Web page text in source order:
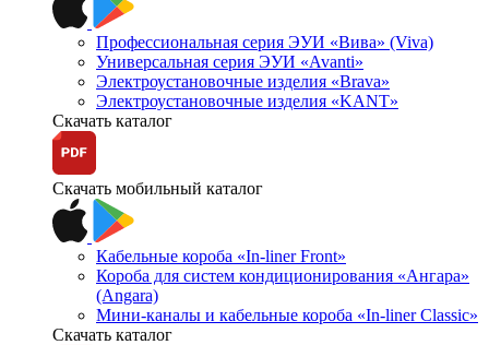
Профессиональная серия ЭУИ «Вива» (Viva)
Универсальная серия ЭУИ «Avanti»
Электроустановочные изделия «Brava»
Электроустановочные изделия «KANT»
Скачать каталог
Скачать мобильный каталог
Кабельные короба «In-liner Front»
Короба для систем кондиционирования «Ангара»
(Angara)
Мини-каналы и кабельные короба «In-liner Classic»
Скачать каталог